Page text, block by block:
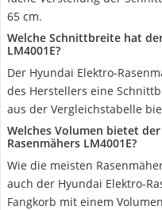
65 cm.
Welche Schnittbreite hat
LM4001E?
Der Hyundai Elektro-
des Herstellers eine
aus der Vergleichstabelle
Welches Volumen bietet
Rasenmähers LM4001E?
Wie die meisten
auch der Hyundai Elektro-
Fangkorb mit einem